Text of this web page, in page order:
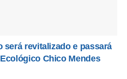
será revitalizado e passará
Chico Mendes